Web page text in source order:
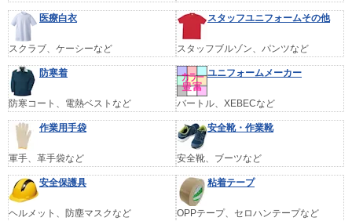
医療白衣
スクラブ、ケーシーなど
スタッフユニフォームその他
スタッフブルゾン、パンツなど
防寒着
防寒コート、電熱ベストなど
ユニフォームメーカー
バートル、XEBECなど
作業用手袋
軍手、革手袋など
安全靴・作業靴
安全靴、ブーツなど
安全保護具
ヘルメット、防塵マスクなど
粘着テープ
OPPテープ、セロハンテープなど